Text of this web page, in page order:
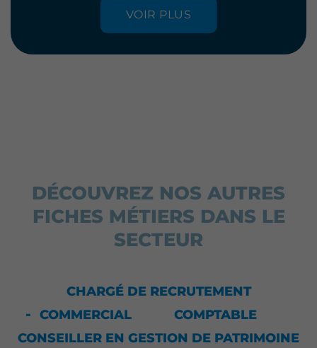
VOIR PLUS
DÉCOUVREZ NOS AUTRES
FICHES MÉTIERS DANS LE
SECTEUR
CHARGÉ DE RECRUTEMENT
COMMERCIAL
COMPTABLE
CONSEILLER EN GESTION DE PATRIMOINE